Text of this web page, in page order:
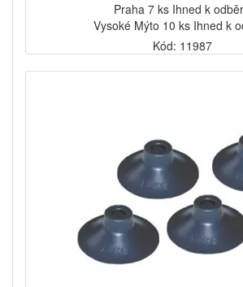
Praha 7 ks Ihned k
Vysoké Mýto 10 ks Ihned k
Kód: 11987